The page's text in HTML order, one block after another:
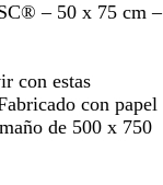
– 50 x 75 cm –
con estas
con papel
de 500 x 750